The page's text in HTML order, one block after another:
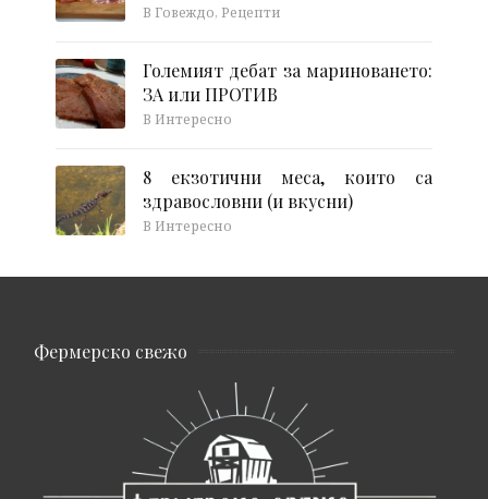
В Говеждо, Рецепти
Големият дебат за мариноването:
ЗА или ПРОТИВ
В Интересно
8 екзотични меса, които са
здравословни (и вкусни)
В Интересно
Фермерско свежо